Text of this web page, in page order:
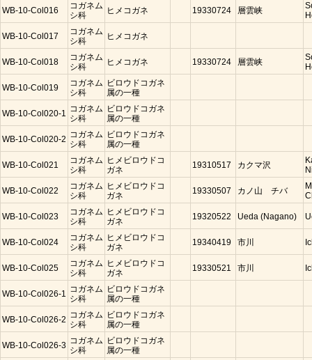
WB-10-Col016
コガネム
シ科
ヒメコガネ 19330724 層雲峡
WB-10-Col017
コガネム
シ科
ヒメコガネ
WB-10-Col018
コガネム
シ科
ヒメコガネ 19330724 層雲峡
WB-10-Col019
コガネム
シ科
ビロウドコガネ
属の一種
WB-10-Col020-1 コガネム
シ科
ビロウドコガネ
属の一種
WB-10-Col020-2 コガネム
シ科
ビロウドコガネ
属の一種
WB-10-Col021
コガネム
シ科
ヒメビロウドコ
ガネ
19310517 カクマ沢
WB-10-Col022
コガネム
シ科
ヒメビロウドコ
ガネ
19330507 カノ山 チバ
WB-10-Col023
コガネム
シ科
ヒメビロウドコ
ガネ
19320522 Ueda (Nagano)
WB-10-Col024
コガネム
シ科
ヒメビロウドコ
ガネ
19340419 市川
WB-10-Col025
コガネム
シ科
ヒメビロウドコ
ガネ
19330521 市川
WB-10-Col026-1 コガネム
シ科
ビロウドコガネ
属の一種
WB-10-Col026-2 コガネム
シ科
ビロウドコガネ
属の一種
WB-10-Col026-3 コガネム
シ科
ビロウドコガネ
属の一種